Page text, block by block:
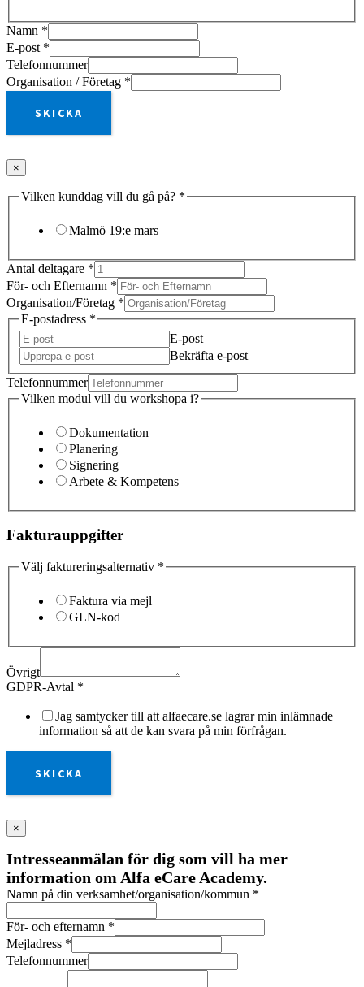
Namn *
E-post *
Telefonnummer
Organisation / Företag *
SKICKA
×
Vilken kunddag vill du gå på? *
Malmö 19:e mars
Antal deltagare *
För- och Efternamn *
Organisation/Företag *
E-postadress *
E-post
Bekräfta e-post
Telefonnummer
Vilken modul vill du workshopa i?
Dokumentation
Planering
Signering
Arbete & Kompetens
Fakturauppgifter
Välj faktureringsalternativ *
Faktura via mejl
GLN-kod
Övrigt
GDPR-Avtal *
Jag samtycker till att alfaecare.se lagrar min inlämnade
information så att de kan svara på min förfrågan.
SKICKA
×
Intresseanmälan för dig som vill ha mer
information om Alfa eCare Academy.
Namn på din verksamhet/organisation/kommun *
För- och efternamn *
Mejladress *
Telefonnummer